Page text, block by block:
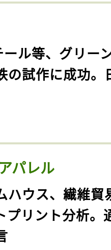
ール等、グリー
の試作に成功。
パレル
ハウス、繊維貿
プリント分析。